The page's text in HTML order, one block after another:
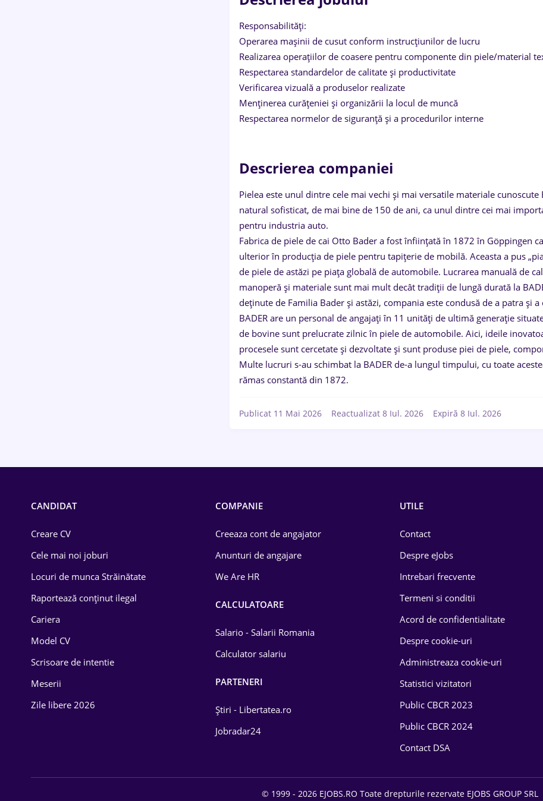
Responsabilități:
Operarea mașinii de cusut conform instrucțiunilor de lucru
Realizarea operațiilor de coasere pentru componente din piele/material
Respectarea standardelor de calitate și productivitate
Verificarea vizuală a produselor realizate
Menținerea curățeniei și organizării la locul de muncă
Respectarea normelor de siguranță și a procedurilor interne
Descrierea companiei
Pielea este unul dintre cele mai vechi și mai versatile materiale
natural sofisticat, de mai bine de 150 de ani, ca unul dintre cei mai
pentru industria auto.
Fabrica de piele de cai Otto Bader a fost înființată în 1872 în Göppingen
ulterior în producția de piele pentru tapițerie de mobilă. Aceasta a pus
de piele de astăzi pe piața globală de automobile. Lucrarea manuală de
manoperă și materiale sunt mai mult decât tradiții de lungă durată la
deținute de Familia Bader și astăzi, compania este condusă de a patra și a
BADER are un personal de angajați în 11 unități de ultimă generație
de bovine sunt prelucrate zilnic în piele de automobile. Aici, ideile
procesele sunt cercetate și dezvoltate și sunt produse piei de piele,
Multe lucruri s-au schimbat la BADER de-a lungul timpului, cu toate
rămas constantă din 1872.
Publicat 11 Mai 2026 Reactualizat 8 Iul. 2026 Expiră 8 Iul. 2026
CANDIDAT
Creare CV
Cele mai noi joburi
Locuri de munca Străinătate
Raportează conținut ilegal
Cariera
Model CV
Scrisoare de intentie
Meserii
Zile libere 2026
COMPANIE
Creeaza cont de angajator
Anunturi de angajare
We Are HR
CALCULATOARE
Salario - Salarii Romania
Calculator salariu
PARTENERI
Știri - Libertatea.ro
Jobradar24
UTILE
Contact
Despre eJobs
Intrebari frecvente
Termeni si conditii
Acord de confidentialitate
Despre cookie-uri
Administreaza cookie-uri
Statistici vizitatori
Public CBCR 2023
Public CBCR 2024
Contact DSA
© 1999 - 2026 EJOBS.RO Toate drepturile rezervate EJOBS GROUP SRL